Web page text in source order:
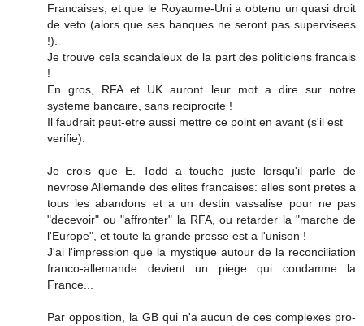
Francaises, et que le Royaume-Uni a obtenu un quasi droit
de veto (alors que ses banques ne seront pas supervisees
!).
Je trouve cela scandaleux de la part des politiciens francais
!
En gros, RFA et UK auront leur mot a dire sur notre
systeme bancaire, sans reciprocite !
Il faudrait peut-etre aussi mettre ce point en avant (s'il est
verifie).
Je crois que E. Todd a touche juste lorsqu'il parle de
nevrose Allemande des elites francaises: elles sont pretes a
tous les abandons et a un destin vassalise pour ne pas
"decevoir" ou "affronter" la RFA, ou retarder la "marche de
l'Europe", et toute la grande presse est a l'unison !
J'ai l'impression que la mystique autour de la reconciliation
franco-allemande devient un piege qui condamne la
France...
Par opposition, la GB qui n'a aucun de ces complexes pro-